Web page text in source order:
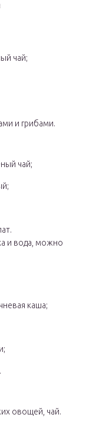
чай;
и грибами.
чай;
и вода, можно
каша;
овощей, чай.